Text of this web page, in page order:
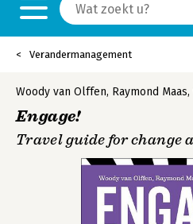
Verandermanagement
Woody van Olffen, Raymond Maas,
Engage!
Travel guide for change